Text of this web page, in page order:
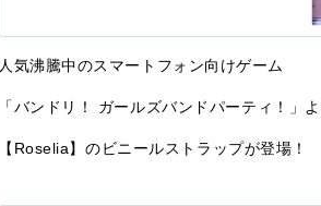
人気沸騰中のスマートフォン向けゲーム
「バンドリ！ ガールズバンドパーティ！」
【Roselia】のビニールストラップが登場！